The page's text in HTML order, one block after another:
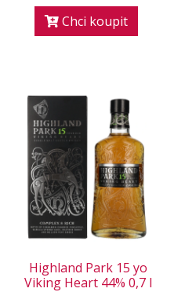
Chci koupit
Highland Park 15 yo
Viking Heart 44% 0,7 l